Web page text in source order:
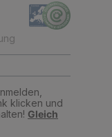
klicken und
Gleich